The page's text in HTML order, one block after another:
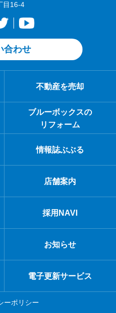
目16-4
合わせ
不動産を売却
ブルーボックスの
リフォーム
情報誌ぶぶる
店舗案内
採用NAVI
お知らせ
電子更新サービス
ーポリシー